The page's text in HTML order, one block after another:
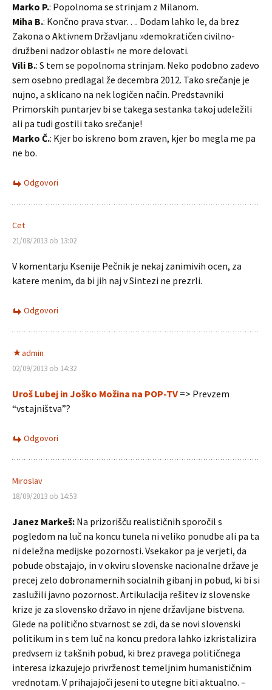
Marko P.: Popolnoma se strinjam z Milanom.
Miha B.: Končno prava stvar…. Dodam lahko le, da brez
Zakona o Aktivnem Državljanu »demokratičen civilno-
družbeni nadzor oblasti« ne more delovati.
Vili B.: S tem se popolnoma strinjam. Neko podobno zadevo
sem osebno predlagal že decembra 2012. Tako srečanje je
nujno, a sklicano na nek logičen način. Predstavniki
Primorskih puntarjev bi se takega sestanka takoj udeležili
ali pa tudi gostili tako srečanje!
Marko Č.: Kjer bo iskreno bom zraven, kjer bo megla me pa
ne bo.
Odgovori
Cet
21/08/2013 ob 13:02
V komentarju Ksenije Pečnik je nekaj zanimivih ocen, za
katere menim, da bi jih naj v Sintezi ne prezrli.
Odgovori
admin
02/09/2013 ob 14:32
Uroš Lubej in Joško Možina na POP-TV => Prevzem
“vstajništva”?
Odgovori
Miroslav
18/09/2013 ob 14:53
Janez Markeš: Na prizorišču realističnih sporočil s
pogledom na luč na koncu tunela ni veliko ponudbe ali pa ta
ni deležna medijske pozornosti. Vsekakor pa je verjeti, da
pobude obstajajo, in v okviru slovenske nacionalne države je
precej zelo dobronamernih socialnih gibanj in pobud, ki bi si
zaslužili javno pozornost. Artikulacija rešitev iz slovenske
krize je za slovensko državo in njene državljane bistvena.
Glede na politično stvarnost se zdi, da se novi slovenski
politikum in s tem luč na koncu predora lahko izkristalizira
predvsem iz takšnih pobud, ki brez pravega političnega
interesa izkazujejo privrženost temeljnim humanističnim
vrednotam. V prihajajoči jeseni to utegne biti aktualno. –